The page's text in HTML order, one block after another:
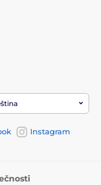
Instagram